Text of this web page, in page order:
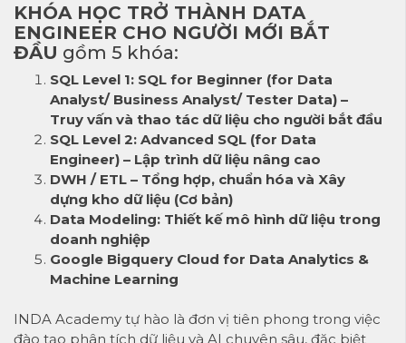
KHÓA HỌC TRỞ THÀNH DATA
ENGINEER CHO NGƯỜI MỚI BẮT
ĐẦU gồm 5 khóa:
SQL Level 1: SQL for Beginner (for Data
Analyst/ Business Analyst/ Tester Data) –
Truy vấn và thao tác dữ liệu cho người bắt đầu
SQL Level 2: Advanced SQL (for Data
Engineer) – Lập trình dữ liệu nâng cao
DWH / ETL – Tổng hợp, chuẩn hóa và Xây
dựng kho dữ liệu (Cơ bản)
Data Modeling: Thiết kế mô hình dữ liệu trong
doanh nghiệp
Google Bigquery Cloud for Data Analytics &
Machine Learning
INDA Academy tự hào là đơn vị tiên phong trong việc
đào tạo phân tích dữ liệu và AI chuyên sâu, đặc biệt